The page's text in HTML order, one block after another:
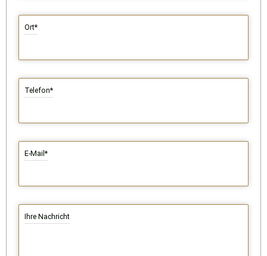
Ort*
Telefon*
E-Mail*
Ihre Nachricht